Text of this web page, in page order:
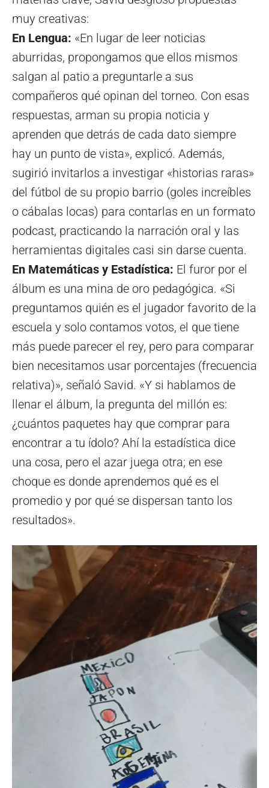
muy creativas:
En Lengua: «En lugar de leer noticias
aburridas, propongamos que ellos mismos
salgan al patio a preguntarle a sus
compañeros qué opinan del torneo. Con esas
respuestas, arman su propia noticia y
aprenden que detrás de cada dato siempre
hay un punto de vista», explicó. Además,
sugirió invitarlos a investigar «historias raras»
del fútbol de su propio barrio (goles increíbles
o cábalas locas) para contarlas en un formato
podcast, practicando la narración oral y las
herramientas digitales casi sin darse cuenta.
En Matemáticas y Estadística: El furor por el
álbum es una mina de oro pedagógica. «Si
preguntamos quién es el jugador favorito de la
escuela y solo contamos votos, el que tiene
más puede parecer el rey, pero para comparar
bien necesitamos usar porcentajes (frecuencia
relativa)», señaló Savid. «Y si hablamos de
llenar el álbum, la pregunta del millón es:
¿cuántos paquetes hay que comprar para
encontrar a tu ídolo? Ahí la estadística dice
una cosa, pero el azar juega otra; en ese
choque es donde aprendemos qué es el
promedio y por qué se dispersan tanto los
resultados».